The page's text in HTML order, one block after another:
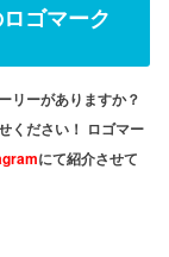
ゴマーク
リーがありますか？
ください！ ロゴマー
にて紹介させて